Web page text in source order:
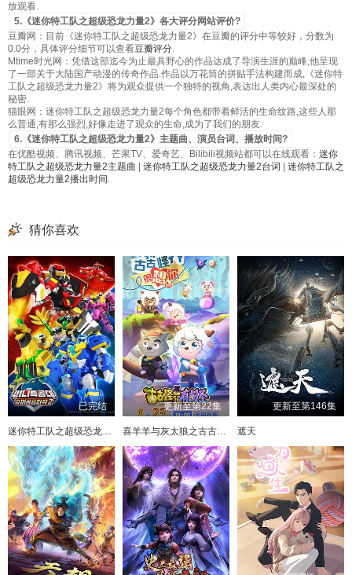
放观看.
5.《迷你特工队之超级恐龙力量2》各大评分网站评价?
豆瓣网：目前《迷你特工队之超级恐龙力量2》在豆瓣的评分中等较好，分数为
0.0分，具体评分细节可以查看豆瓣评分.
Mtime时光网：凭借这部迄今为止最具野心的作品达成了导演生涯的巅峰,他呈现
了一部关于大陆国产动漫的传奇作品.作品以万花筒的拼贴手法构建而成,《迷你特
工队之超级恐龙力量2》将为观众提供一个独特的视角,表达出人类内心最深处的
秘密.
猫眼网：迷你特工队之超级恐龙力量2每个角色都带着鲜活的生命纹路,这些人那
么普通,有那么强烈,好像走进了观众的生命,成为了我们的朋友.
6.《迷你特工队之超级恐龙力量2》主题曲、演员台词、播放时间?
在优酷视频、腾讯视频、芒果TV、爱奇艺、Bilibili视频站都可以在线观看： 迷你
特工队之超级恐龙力量2主题曲
迷你特工队之超级恐龙力量2台词
迷你特工队之
超级恐龙力量2播出时间 .
猜你喜欢
已完结
迷你特工队之超级恐龙力量2
更新至第22集
喜羊羊与灰太狼之古古怪界有古怪
更新至第146集
遮天